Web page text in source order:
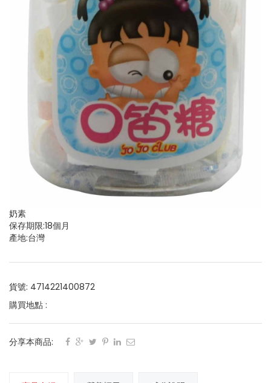
奶素
保存期限:18個月
產地:台灣
貨號: 4714221400872
購買地點 :
分享本商品: